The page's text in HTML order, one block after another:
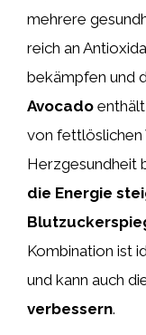
mehrere
reich an
bekämpfen und
Avocado
von fettlöslichen
Herzgesundheit
die Energie
Kombination ist
und kann auch
verbessern.